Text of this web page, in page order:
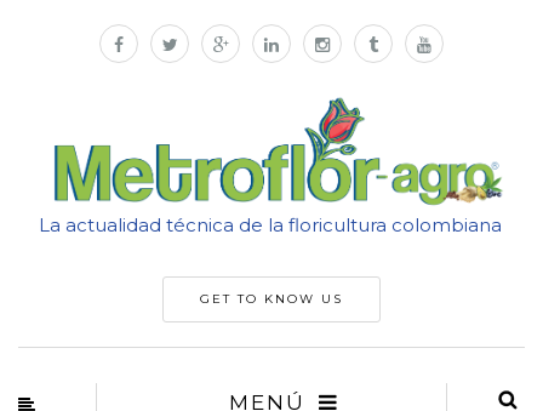
La actualidad técnica de la floricultura colombiana
GET TO KNOW US
MENÚ